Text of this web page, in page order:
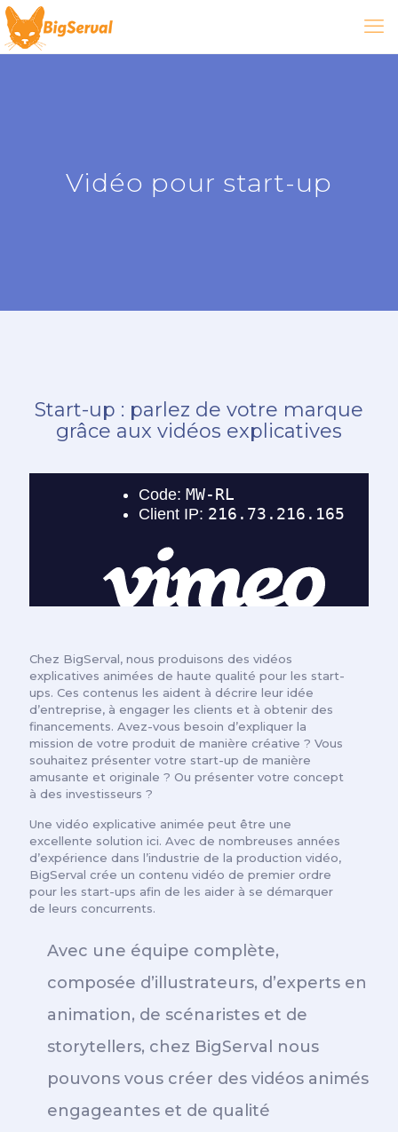
Vidéo pour start-up
Start-up : parlez de votre marque
grâce aux vidéos explicatives
Chez BigServal, nous produisons des vidéos
explicatives animées de haute qualité pour les start-
ups. Ces contenus les aident à décrire leur idée
d’entreprise, à engager les clients et à obtenir des
financements. Avez-vous besoin d’expliquer la
mission de votre produit de manière créative ? Vous
souhaitez présenter votre start-up de manière
amusante et originale ? Ou présenter votre concept
à des investisseurs ?
Une vidéo explicative animée peut être une
excellente solution ici. Avec de nombreuses années
d’expérience dans l’industrie de la production vidéo,
BigServal crée un contenu vidéo de premier ordre
pour les start-ups afin de les aider à se démarquer
de leurs concurrents.
Avec une équipe complète,
composée d’illustrateurs, d’experts en
animation, de scénaristes et de
storytellers, chez BigServal nous
pouvons vous créer des vidéos animés
engageantes et de qualité